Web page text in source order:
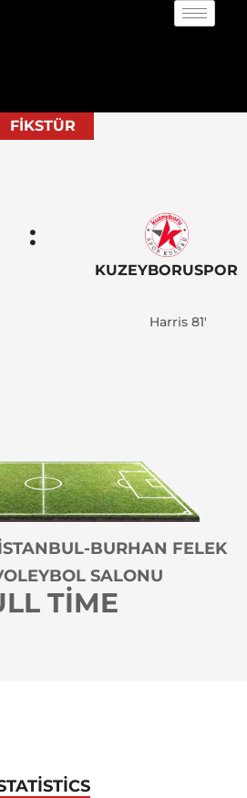
FIKSTÜR
:
KUZEYBORUSPOR
Harris 81'
BURHAN FELEK
SALONU
TIME